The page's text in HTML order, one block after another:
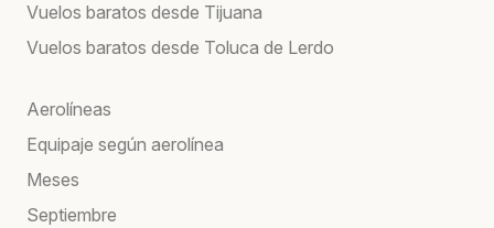
Vuelos baratos desde Tijuana
Vuelos baratos desde Toluca de Lerdo
Aerolíneas
Equipaje según aerolínea
Meses
Septiembre